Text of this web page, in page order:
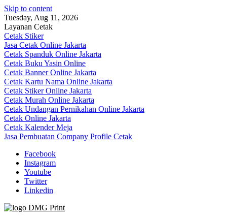
Skip to content
Tuesday, Aug 11, 2026
Layanan Cetak
Cetak Stiker
Jasa Cetak Online Jakarta
Cetak Spanduk Online Jakarta
Cetak Buku Yasin Online
Cetak Banner Online Jakarta
Cetak Kartu Nama Online Jakarta
Cetak Stiker Online Jakarta
Cetak Murah Online Jakarta
Cetak Undangan Pernikahan Online Jakarta
Cetak Online Jakarta
Cetak Kalender Meja
Jasa Pembuatan Company Profile Cetak
Facebook
Instagram
Youtube
Twitter
Linkedin